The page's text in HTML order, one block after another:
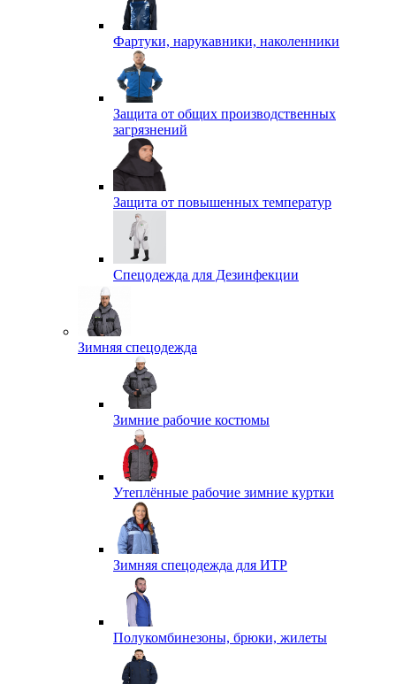
Фартуки, нарукавники, наколенники
Защита от общих производственных
загрязнений
Защита от повышенных температур
Спецодежда для Дезинфекции
Зимняя спецодежда
Зимние рабочие костюмы
Утеплённые рабочие зимние куртки
Зимняя спецодежда для ИТР
Полукомбинезоны, брюки, жилеты